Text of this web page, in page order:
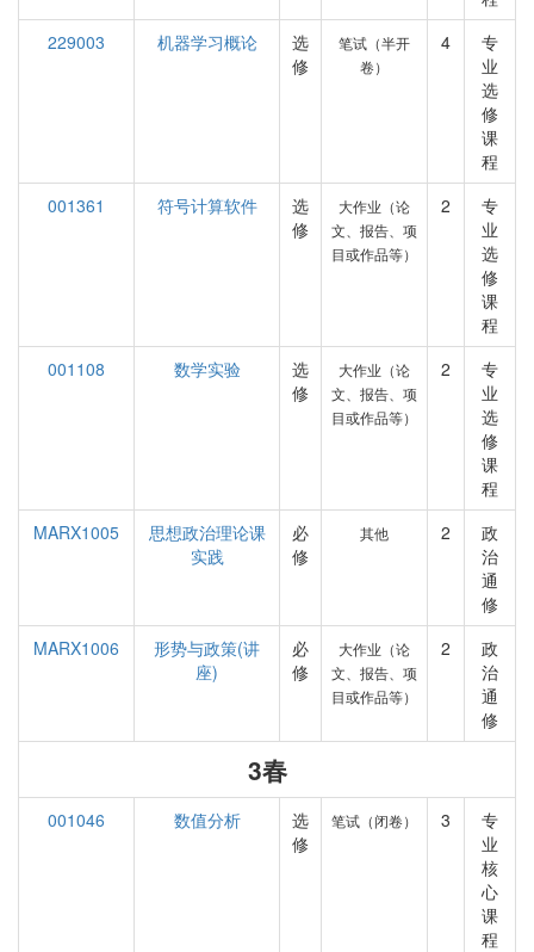
229003
机器学习概论
选
修
笔试（半开
卷）
4
专
业
选
修
课
程
001361
符号计算软件
选
修
大作业（论
文、报告、项
目或作品等）
2
专
业
选
修
课
程
001108
数学实验
选
修
大作业（论
文、报告、项
目或作品等）
2
专
业
选
修
课
程
MARX1005
思想政治理论课
实践
必
修
其他 2
政
治
通
修
MARX1006
形势与政策(讲
座)
必
修
大作业（论
文、报告、项
目或作品等）
2
政
治
通
修
3春
001046 数值分析
选
修
笔试（闭卷） 3
专
业
核
心
课
程